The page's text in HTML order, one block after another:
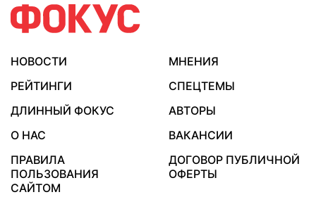
НОВОСТИ
МНЕНИЯ
РЕЙТИНГИ
СПЕЦТЕМЫ
ДЛИННЫЙ ФОКУС
АВТОРЫ
О НАС
ВАКАНСИИ
ПРАВИЛА
ПОЛЬЗОВАНИЯ
САЙТОМ
ДОГОВОР ПУБЛИЧНОЙ
ОФЕРТЫ